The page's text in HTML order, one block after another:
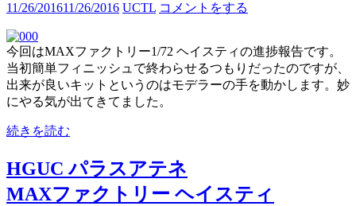
11/26/201611/26/2016 UCTL コメントをする
今回はMAXファクトリー1/72 ヘイスティの進捗報告です。
当初簡単フィニッシュで終わらせるつもりだったのですが、
出来が良いキットというのはモデラーの手を動かします。妙
にやる気が出てきてました。
続きを読む
HGUC パラスアテネ
MAXファクトリー ヘイスティ